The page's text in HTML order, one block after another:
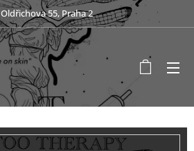
Oldřichova 55, Praha 2